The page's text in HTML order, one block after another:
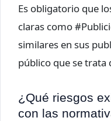
Es obligatorio que
claras como
similares en sus
público que se
¿Qué riesgos
con las